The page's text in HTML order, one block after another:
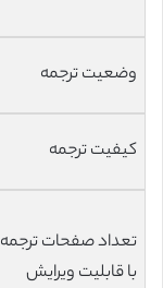
وضعیت ترجمه
کیفیت ترجمه
تعداد صفحات
با قابلیت ویرایش